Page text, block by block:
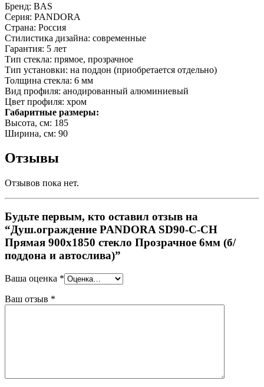
Бренд: BAS
Серия: PANDORA
Страна: Россия
Стилистика дизайна: современные
Гарантия: 5 лет
Тип стекла: прямое, прозрачное
Тип установки: на поддон (приобретается отдельно)
Толщина стекла: 6 мм
Вид профиля: анодированный алюминиевый
Цвет профиля: хром
Габаритные размеры:
Высота, см: 185
Ширина, см: 90
Отзывы
Отзывов пока нет.
Будьте первым, кто оставил отзыв на
“Душ.ограждение PANDORA SD90-C-CH
Прямая 900х1850 стекло Прозрачное 6мм (б/
поддона и автослива)”
Ваша оценка *
Ваш отзыв *